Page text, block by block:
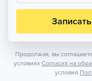
Продолжая, вы
условиях Согласия на
условия